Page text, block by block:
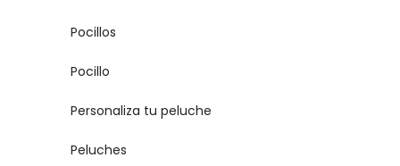
Pocillos
Pocillo
Personaliza tu peluche
Peluches